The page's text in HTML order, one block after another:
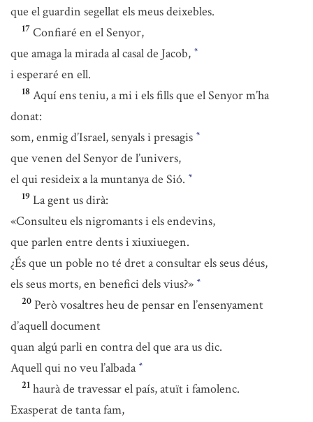
que el guardin segellat els meus deixebles.
17 Confiaré en el Senyor,
que amaga la mirada al casal de Jacob, *
i esperaré en ell.
18 Aquí ens teniu, a mi i els fills que el Senyor m’ha
donat:
som, enmig d’Israel, senyals i presagis *
que venen del Senyor de l’univers,
el qui resideix a la muntanya de Sió. *
19 La gent us dirà:
«Consulteu els nigromants i els endevins,
que parlen entre dents i xiuxiuegen.
¿És que un poble no té dret a consultar els seus déus,
els seus morts, en benefici dels vius?» *
20 Però vosaltres heu de pensar en l’ensenyament
d’aquell document
quan algú parli en contra del que ara us dic.
Aquell qui no veu l’albada *
21 haurà de travessar el país, atuït i famolenc.
Exasperat de tanta fam,